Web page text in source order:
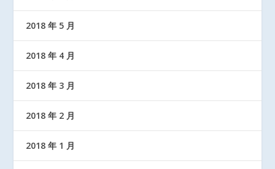
2018 年 5 月
2018 年 4 月
2018 年 3 月
2018 年 2 月
2018 年 1 月